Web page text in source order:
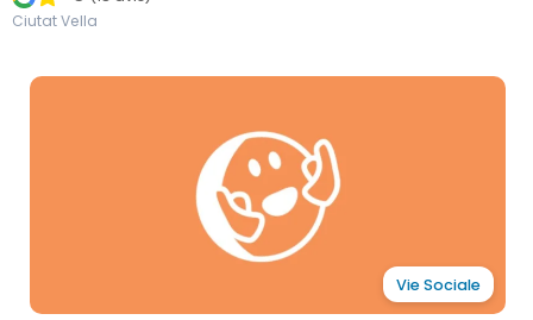
Ciutat Vella
Vie Sociale